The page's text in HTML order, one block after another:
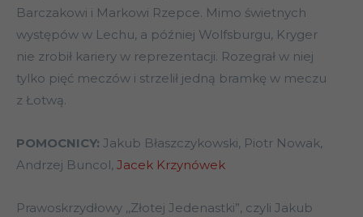
Barczakowi i Markowi Rzepce. Mimo świetnych
występów w Lechu, a później Wolfsburgu, Kryger
nie zrobił kariery w reprezentacji. Rozegrał w niej
tylko pięć meczów i strzelił jedną bramkę w meczu
z Łotwą.
POMOCNICY: Jakub Błaszczykowski, Piotr Nowak,
Andrzej Buncol, Jacek Krzynówek
Prawoskrzydłowy ,,Złotej Jedenastki”, czyli Jakub